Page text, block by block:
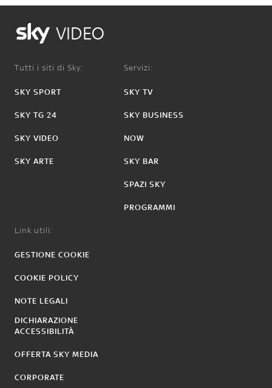
VIDEO
Tutti i siti di Sky:
SKY SPORT
SKY TG 24
SKY VIDEO
SKY ARTE
Servizi:
SKY TV
SKY BUSINESS
NOW
SKY BAR
SPAZI SKY
PROGRAMMI
Link utili:
GESTIONE COOKIE
COOKIE POLICY
NOTE LEGALI
DICHIARAZIONE
ACCESSIBILITÀ
OFFERTA SKY MEDIA
CORPORATE